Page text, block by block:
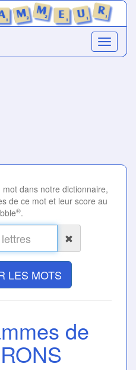
dans notre dictionnaire,
de ce mot et leur score au
®.
LES MOTS
de